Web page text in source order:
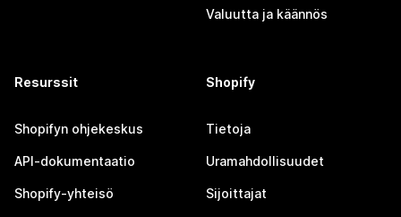
Valuutta ja käännös
Resurssit
Shopifyn ohjekeskus
API-dokumentaatio
Shopify-yhteisö
Shopify
Tietoja
Uramahdollisuudet
Sijoittajat